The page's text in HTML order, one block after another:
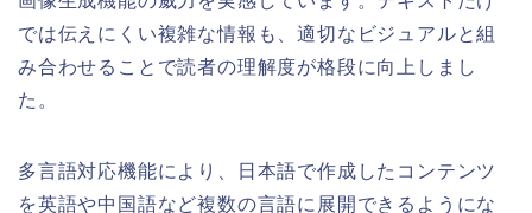
では伝えにくい複雑な情報も、適切なビジュアルと組
み合わせることで読者の理解度が格段に向上しまし
た。
多言語対応機能により、日本語で作成したコンテンツ
を英語や中国語など複数の言語に展開できるようにな